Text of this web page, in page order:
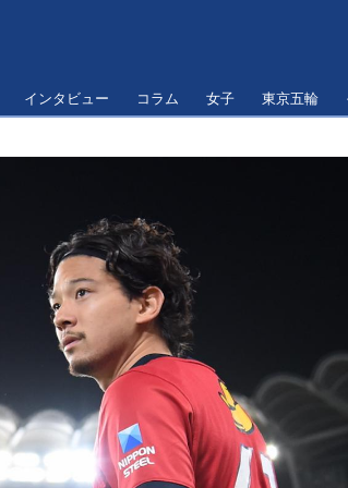
インタビュー コラム 女子 東京五輪